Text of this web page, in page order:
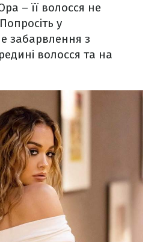
– її волосся не
у
забарвлення з
волосся та на